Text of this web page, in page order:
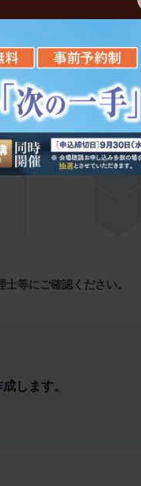
等にご確認ください。
します。